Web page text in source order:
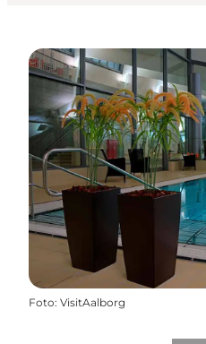
Foto: VisitAalborg